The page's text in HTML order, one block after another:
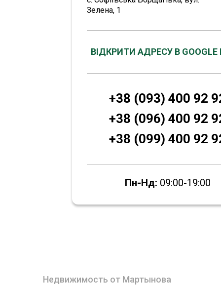
Зелена, 1
ВІДКРИТИ АДРЕСУ В GOOGLE
+38 (093) 400 92
+38 (096) 400 92
+38 (099) 400 92
Пн-Нд: 09:00-19:00
Недвижимость от Мартынова